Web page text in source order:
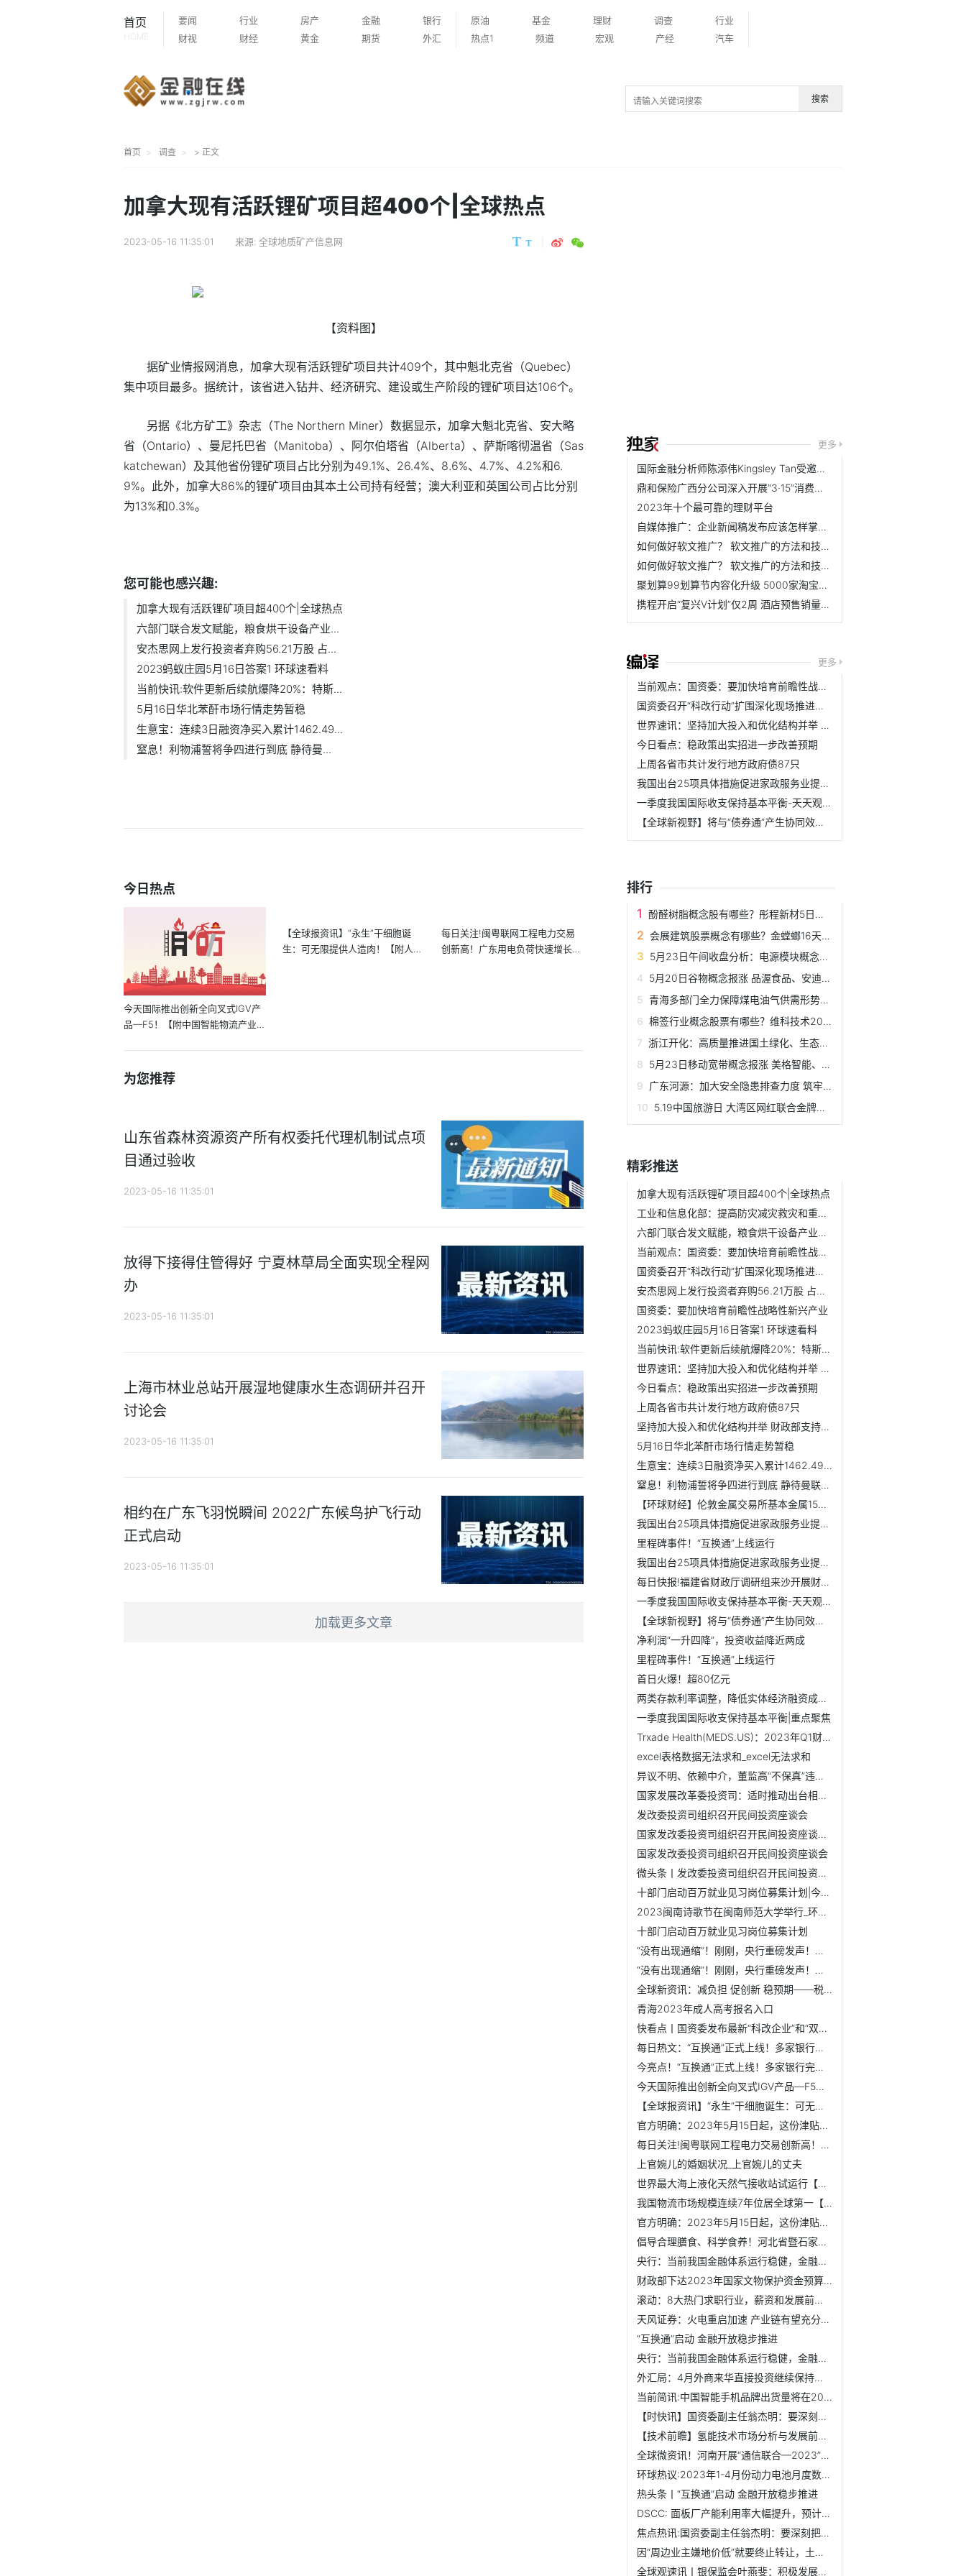
首页
HOME
要闻 行业 房产 金融
银行
财视
财经 黄金 期货 外汇
原油 基金 理财 调查
行业
热点1
频道 宏观 产经 汽车
搜索
首页 调查 > 正文
加拿大现有活跃锂矿项目超400个|全球热点
2023-05-16 11:35:01 来源: 全球地质矿产信息网
【资料图】
据矿业情报网消息，加拿大现有活跃锂矿项目共计409个，其中魁北克省（Quebec）
集中项目最多。据统计，该省进入钻井、经济研究、建设或生产阶段的锂矿项目达106个。
另据《北方矿工》杂志（The Northern Miner）数据显示，加拿大魁北克省、安大略
省（Ontario）、曼尼托巴省（Manitoba）、阿尔伯塔省（Alberta）、萨斯喀彻温省（Sas
katchewan）及其他省份锂矿项目占比分别为49.1%、26.4%、8.6%、4.7%、4.2%和6.
9%。此外，加拿大86%的锂矿项目由其本土公司持有经营；澳大利亚和英国公司占比分别
为13%和0.3%。
您可能也感兴趣:
加拿大现有活跃锂矿项目超400个|全球热点
六部门联合发文赋能，粮食烘干设备产业...
安杰思网上发行投资者弃购56.21万股 占...
2023蚂蚁庄园5月16日答案1 环球速看料
当前快讯:软件更新后续航爆降20%：特斯...
5月16日华北苯酐市场行情走势暂稳
生意宝：连续3日融资净买入累计1462.49...
窒息！利物浦誓将争四进行到底 静待曼...
今日热点
今天国际推出创新全向叉式IGV产
品—F5！【附中国智能物流产业
【全球报资讯】“永生”干细胞诞
生：可无限提供人造肉！【附人造
每日关注!闽粤联网工程电力交易
创新高！广东用电负荷快速增长！
为您推荐
山东省森林资源资产所有权委托代理机制试点项
目通过验收
2023-05-16 11:35:01
放得下接得住管得好 宁夏林草局全面实现全程网
办
2023-05-16 11:35:01
上海市林业总站开展湿地健康水生态调研并召开
讨论会
2023-05-16 11:35:01
相约在广东飞羽悦瞬间 2022广东候鸟护飞行动
正式启动
2023-05-16 11:35:01
加载更多文章
更多
国际金融分析师陈添伟Kingsley Tan受邀出席2019马来西亚财经峰会
鼎和保险广西分公司深入开展“3·15”消费者权益保护教育宣传...
2023年十个最可靠的理财平台
自媒体推广：企业新闻稿发布应该怎样掌握节奏？ 怎么规划效...
如何做好软文推广？ 软文推广的方法和技巧是什么？
如何做好软文推广？ 软文推广的方法和技巧是什么？
聚划算99划算节内容化升级 5000家淘宝天猫品牌联动狂欢
携程开启“复兴V计划”仅2周 酒店预售销量增长20倍！
更多
当前观点：国资委：要加快培育前瞻性战略性新兴产业
国资委召开“科改行动”扩围深化现场推进会 强调加快培育前...
世界速讯：坚持加大投入和优化结构并举 财政部支持加快义务...
今日看点：稳政策出实招进一步改善预期
上周各省市共计发行地方政府债87只
我国出台25项具体措施促进家政服务业提质扩容
一季度我国国际收支保持基本平衡-天天观速讯
【全球新视野】将与“债券通”产生协同效应 “互换通”进一...
排行
酚醛树脂概念股有哪些？彤程新材5日内股价上涨3.79%
会展建筑股票概念有哪些？金螳螂16天下跌8.16%
5月23日午间收盘分析：电源模块概念报涨 通合科技领涨
5月20日谷物概念报涨 品渥食品、安迪苏和嘉美包装等领涨
青海多部门全力保障煤电油气供需形势稳定
棉签行业概念股票有哪些？维科技术2021年公司营业总收入20.75亿
浙江开化：高质量推进国土绿化、生态提质富民增收
5月23日移动宽带概念报涨 美格智能、神宇股份等领涨
广东河源：加大安全隐患排查力度 筑牢林业安全防线
5.19中国旅游日 大湾区网红联合金牌导游云游惠东直播上线
精彩推送
加拿大现有活跃锂矿项目超400个|全球热点
工业和信息化部：提高防灾减灾救灾和重大突发公共事件处置保...
六部门联合发文赋能，粮食烘干设备产业喜迎新风口！_环球热头条
当前观点：国资委：要加快培育前瞻性战略性新兴产业
国资委召开“科改行动”扩围深化现场推进会 强调加快培育前...
安杰思网上发行投资者弃购56.21万股 占网上发行量的10.64% 环球视点
国资委：要加快培育前瞻性战略性新兴产业
2023蚂蚁庄园5月16日答案1 环球速看料
当前快讯:软件更新后续航爆降20%：特斯拉被车主告上法庭
世界速讯：坚持加大投入和优化结构并举 财政部支持加快义务...
今日看点：稳政策出实招进一步改善预期
上周各省市共计发行地方政府债87只
坚持加大投入和优化结构并举 财政部支持加快义务教育优质均...
5月16日华北苯酐市场行情走势暂稳
生意宝：连续3日融资净买入累计1462.49万元（05-15） 简讯
窒息！利物浦誓将争四进行到底 静待曼联纽卡失分
【环球财经】伦敦金属交易所基本金属15日普遍上涨
我国出台25项具体措施促进家政服务业提质扩容
里程碑事件！“互换通”上线运行
我国出台25项具体措施促进家政服务业提质扩容-今日热文
每日快报!福建省财政厅调研组来沙开展财政支农政策落实专题调研
一季度我国国际收支保持基本平衡-天天观速讯
【全球新视野】将与“债券通”产生协同效应 “互换通”进一...
净利润“一升四降”，投资收益降近两成
里程碑事件！“互换通”上线运行
首日火爆！超80亿元
两类存款利率调整，降低实体经济融资成本 环球速递
一季度我国国际收支保持基本平衡|重点聚焦
Trxade Health(MEDS.US)：2023年Q1财报实现营收224.8万美元 实时
excel表格数据无法求和_excel无法求和
异议不明、依赖中介，董监高“不保真”违规被处分 全球资讯
国家发展改革委投资司：适时推动出台相关政策文件 促进民间...
发改委投资司组织召开民间投资座谈会
国家发改委投资司组织召开民间投资座谈会|报道
国家发改委投资司组织召开民间投资座谈会
微头条丨发改委投资司组织召开民间投资座谈会
十部门启动百万就业见习岗位募集计划|今日热搜
2023闽南诗歌节在闽南师范大学举行_环球新视野
十部门启动百万就业见习岗位募集计划
“没有出现通缩”！刚刚，央行重磅发声！信息量巨大
“没有出现通缩”！刚刚，央行重磅发声！信息量巨大_速读
全球新资讯：减负担 促创新 稳预期——税费优惠政策落地观察
青海2023年成人高考报名入口
快看点丨国资委发布最新“科改企业”和“双百企业”名单 此...
每日热文：“互换通”正式上线！多家银行完成首笔交易 央行...
今亮点！“互换通”正式上线！多家银行完成首笔交易 央行副...
今天国际推出创新全向叉式IGV产品—F5！【附中国智能物流产业链】
【全球报资讯】“永生”干细胞诞生：可无限提供人造肉！【附...
官方明确：2023年5月15日起，这份津贴这样领
每日关注!闽粤联网工程电力交易创新高！广东用电负荷快速增长...
上官婉儿的婚姻状况_上官婉儿的丈夫
世界最大海上液化天然气接收站试运行【附液化天然气船制造行...
我国物流市场规模连续7年位居全球第一【附物流行业市场规模】
官方明确：2023年5月15日起，这份津贴这样领-全球新视野
倡导合理膳食、科学食养！河北省暨石家庄市全民营养周宣传活...
央行：当前我国金融体系运行稳健，金融业总资产中占比超过90%...
财政部下达2023年国家文物保护资金预算，总额超63.8亿元
滚动：8大热门求职行业，薪资和发展前景如何？【附资料包领取】
天风证券：火电重启加速 产业链有望充分受益_快资讯
“互换通”启动 金融开放稳步推进
央行：当前我国金融体系运行稳健，金融业总资产中占比超过90%...
外汇局：4月外商来华直接投资继续保持净流入 外资连续两个月...
当前简讯:中国智能手机品牌出货量将在2023年Q2增长【附智能手...
【时快讯】国资委副主任翁杰明：要深刻把握国资央企使命任务...
【技术前瞻】氢能技术市场分析与发展前景|世界速读
全球微资讯！河南开展“通信联合—2023”防汛防灾演练
环球热议:2023年1-4月份动力电池月度数据【附中国动力电池市...
热头条丨“互换通”启动 金融开放稳步推进
DSCC: 面板厂产能利用率大幅提升，预计Q2加速至79%【附面板...
焦点热讯:国资委副主任翁杰明：要深刻把握国资央企使命任务 ...
因“周边业主嫌地价低”就要终止转让，土地交易还有规则吗？
全球观速讯丨银保监会叶燕斐：积极发展绿色金融，有力促进能...